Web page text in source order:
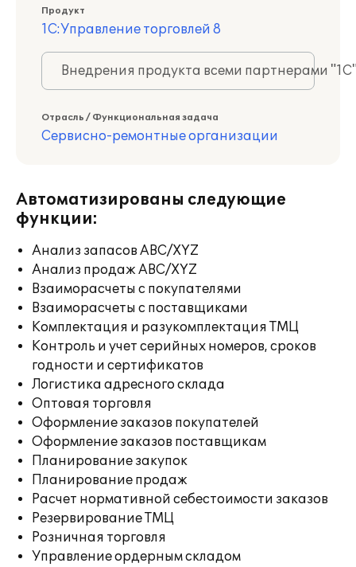
Продукт
1С:Управление торговлей 8
Внедрения продукта всеми партнерами
Отрасль / Функциональная задача
Сервисно-ремонтные организации
Автоматизированы следующие
функции:
Анализ запасов ABC/XYZ
Анализ продаж ABC/XYZ
Взаиморасчеты с покупателями
Взаиморасчеты с поставщиками
Комплектация и разукомплектация ТМЦ
Контроль и учет серийных номеров, сроков
годности и сертификатов
Логистика адресного склада
Оптовая торговля
Оформление заказов покупателей
Оформление заказов поставщикам
Планирование закупок
Планирование продаж
Расчет нормативной себестоимости заказов
Резервирование ТМЦ
Розничная торговля
Управление ордерным складом